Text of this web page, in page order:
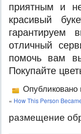
приятным и
красивый
гарантируем
отличный
помочь вам
Покупайте
Опубликовано
« How This Person
размещение